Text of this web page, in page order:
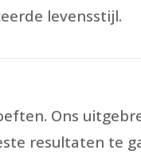
levensstijl.
Ons
resultaten te